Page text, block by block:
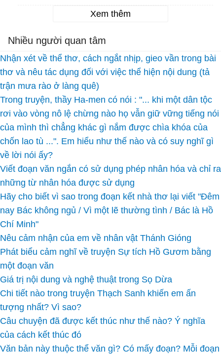
Xem thêm
Nhiều người quan tâm
Nhận xét về thể thơ, cách ngắt nhịp, gieo vần trong bài
thơ và nêu tác dụng đối với việc thể hiện nội dung (tả
trận mưa rào ở làng quê)
Trong truyện, thầy Ha-men có nói : "... khi một dân tộc
rơi vào vòng nô lệ chừng nào họ vẫn giữ vững tiếng nói
của mình thì chẳng khác gì nắm được chìa khóa của
chốn lao tù ...". Em hiểu như thế nào và có suy nghĩ gì
về lời nói ấy?
Viết đoạn văn ngắn có sử dụng phép nhân hóa và chỉ ra
những từ nhân hóa được sử dụng
Hãy cho biết vì sao trong đoạn kết nhà thơ lại viết "Đêm
nay Bác không ngủ / Vì một lẽ thường tình / Bác là Hồ
Chí Minh"
Nêu cảm nhận của em về nhân vật Thánh Gióng
Phát biểu cảm nghĩ về truyện Sự tích Hồ Gươm bằng
một đoạn văn
Giá trị nội dung và nghệ thuật trong Sọ Dừa
Chi tiết nào trong truyện Thạch Sanh khiến em ấn
tượng nhất? Vì sao?
Câu chuyện đã được kết thúc như thế nào? Ý nghĩa
của cách kết thúc đó
Văn bản này thuộc thể văn gì? Có mấy đoạn? Mỗi đoạn